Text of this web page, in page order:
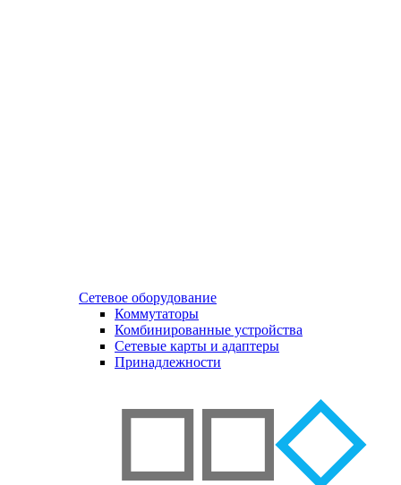
Сетевое оборудование
Коммутаторы
Комбинированные устройства
Сетевые карты и адаптеры
Принадлежности